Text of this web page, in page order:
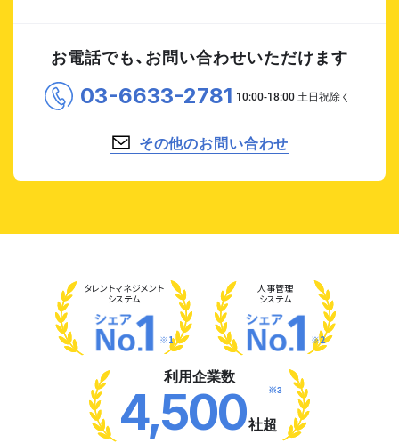
お電話でも、お問い合わせいただけます
03-6633-2781
その他のお問い合わせ
タレントマネジメント
システム
※1
人事管理
システム
※2
利用企業数
4,500社超
※3